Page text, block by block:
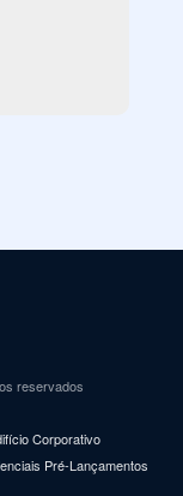
reservados
Corporativo
Pré-Lançamentos